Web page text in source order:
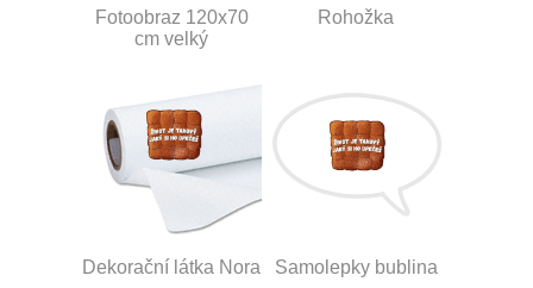
Fotoobraz 120x70
cm velký
Rohožka
Dekorační látka Nora Samolepky bublina